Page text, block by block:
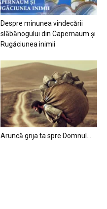
Despre minunea vindecării
slăbănogului din Capernaum și
Rugăciunea inimii
Aruncă grija ta spre Domnul…